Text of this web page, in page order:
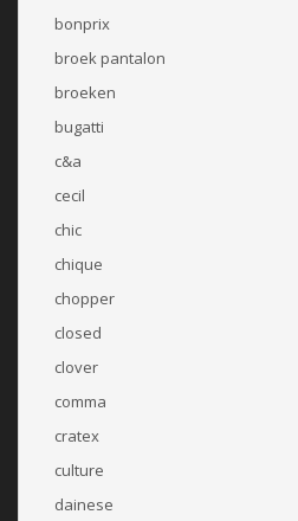
bonprix
broek pantalon
broeken
bugatti
c&a
cecil
chic
chique
chopper
closed
clover
comma
cratex
culture
dainese